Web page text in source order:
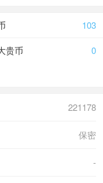
103
0
贵币
221178
保密
-